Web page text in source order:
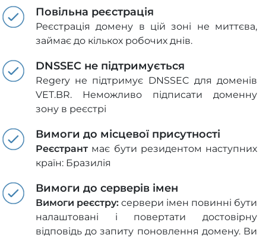
Повільна реєстрація
Реєстрація домену в цій зоні не миттєва,
займає до кількох робочих днів.
DNSSEC не підтримується
Regery не підтримує DNSSEC для доменів
VET.BR. Неможливо підписати доменну
зону в реєстрі
Вимоги до місцевої присутності
Реєстрантмає бути резидентом наступних
країн: Бразилія
Вимоги до серверів імен
Вимоги реєстру: сервери імен повинні бути
налаштовані і повертати достовірну
відповідь до запиту поновлення домену. Ви